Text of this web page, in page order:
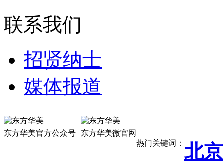
联系我们
招贤纳士
媒体报道
东方华美官方公众号 东方华美微官网
热门关键词： 北